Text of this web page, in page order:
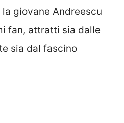
giovane Andreescu
fan, attratti sia dalle
sia dal fascino